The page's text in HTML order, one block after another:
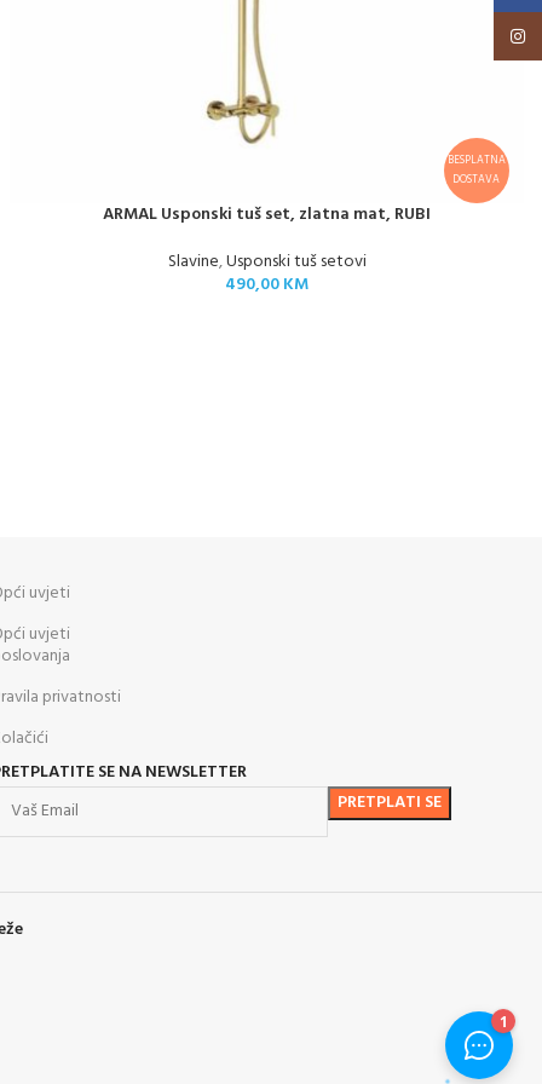
BESPLATNA
DOSTAVA
ARMAL Usponski tuš set, zlatna mat, RUBI
Slavine,Usponski tuš setovi
490,00KM
uvjeti
uvjeti
privatnosti
SE NA NEWSLETTER